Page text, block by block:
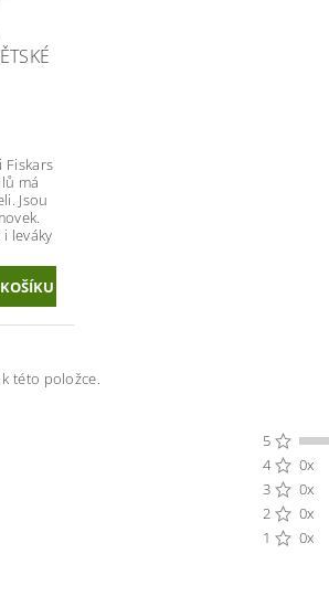
Fiskars
má
Jsou
leváky
této položce.
5
4
0x
3
0x
2
0x
1
0x